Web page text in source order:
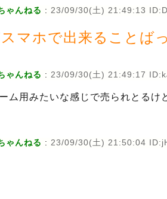
ゃんねる : 23/09/30(土) 21:49:13
マホで出来ることば
ゃんねる : 23/09/30(土) 21:49:17
ム用みたいな感じで売られとるけ
ゃんねる : 23/09/30(土) 21:50:04